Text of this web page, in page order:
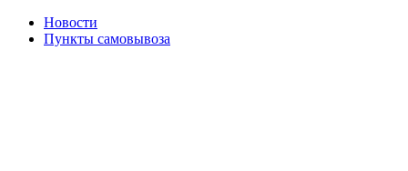
Новости
Пункты самовывоза